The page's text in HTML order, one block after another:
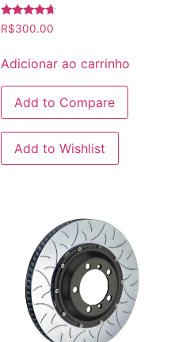
Avaliação
4.50
R$300.00
Adicionar ao carrinho
Add to Compare
Add to Wishlist